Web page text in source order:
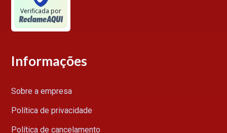
Verificada por
Informações
Sobre a empresa
Política de privacidade
Política de cancelamento